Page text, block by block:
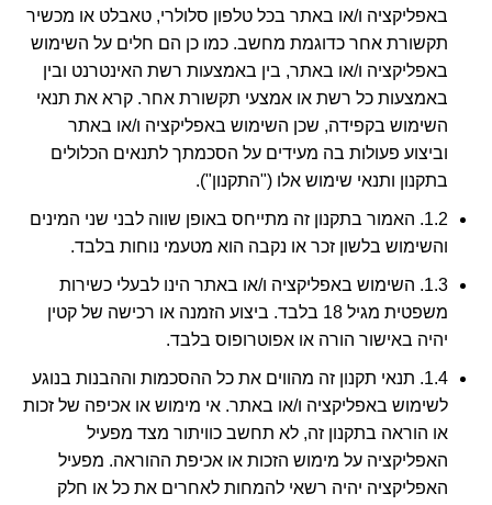
באפליקציה ו/או באתר בכל טלפון סלולרי, טאבלט או מכשיר
תקשורת אחר כדוגמת מחשב. כמו כן הם חלים על השימוש
באפליקציה ו/או באתר, בין באמצעות רשת האינטרנט ובין
באמצעות כל רשת או אמצעי תקשורת אחר. קרא את תנאי
השימוש בקפידה, שכן השימוש באפליקציה ו/או באתר
וביצוע פעולות בה מעידים על הסכמתך לתנאים הכלולים
בתקנון ותנאי שימוש אלו ("התקנון").
1.2. האמור בתקנון זה מתייחס באופן שווה לבני שני המינים
והשימוש בלשון זכר או נקבה הוא מטעמי נוחות בלבד.
1.3. השימוש באפליקציה ו/או באתר הינו לבעלי כשירות
משפטית מגיל 18 בלבד. ביצוע הזמנה או רכישה של קטין
יהיה באישור הורה או אפוטרופוס בלבד.
1.4. תנאי תקנון זה מהווים את כל ההסכמות וההבנות בנוגע
לשימוש באפליקציה ו/או באתר. אי מימוש או אכיפה של זכות
או הוראה בתקנון זה, לא תחשב כוויתור מצד מפעיל
האפליקציה על מימוש הזכות או אכיפת ההוראה. מפעיל
האפליקציה יהיה רשאי להמחות לאחרים את כל או חלק